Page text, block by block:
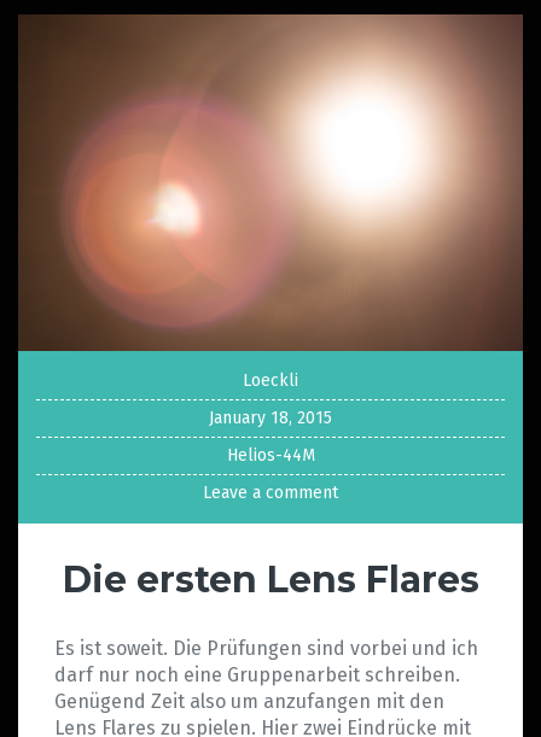
Loeckli
January 18, 2015
Helios-44M
Leave a comment
Die ersten Lens Flares
Es ist soweit. Die Prüfungen sind vorbei und ich
darf nur noch eine Gruppenarbeit schreiben.
Genügend Zeit also um anzufangen mit den
Lens Flares zu spielen. Hier zwei Eindrücke mit